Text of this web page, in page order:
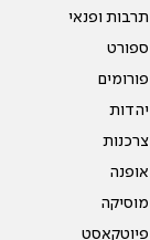
תרבות ופנאי
ספורט
פורומים
יהדות
צרכנות
אופנה
מוסיקה
פיוטקאסט